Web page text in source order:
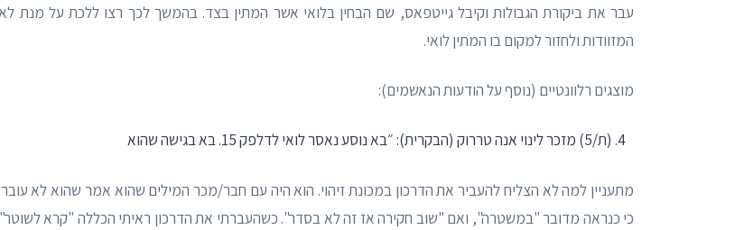
עבר את ביקורת הגבולות וקיבל גייטפאס, שם הבחין בלואי אשר המתין בצד. בהמשך לכך רצו ללכת על מנת
המזוודות ולחזור למקום בו המתין לואי.
מוצגים רלוונטיים (נוסף על הודעות הנאשמים):
(ת/5) מזכר לינוי אנה טררוק (הבקרית): ״בא נוסע נאסר לואי לדלפק 15. בא בגישה שהוא
מתעניין למה לא הצליח להעביר את הדרכון במכונת זיהוי. הוא היה עם חבר/מכר המילים שהוא אמר שהוא לא
כי כנראה מדובר "במשטרה", ואם "שוב חקירה אז זה לא בסדר". כשהעברתי את הדרכון ראיתי הכללה "קרא